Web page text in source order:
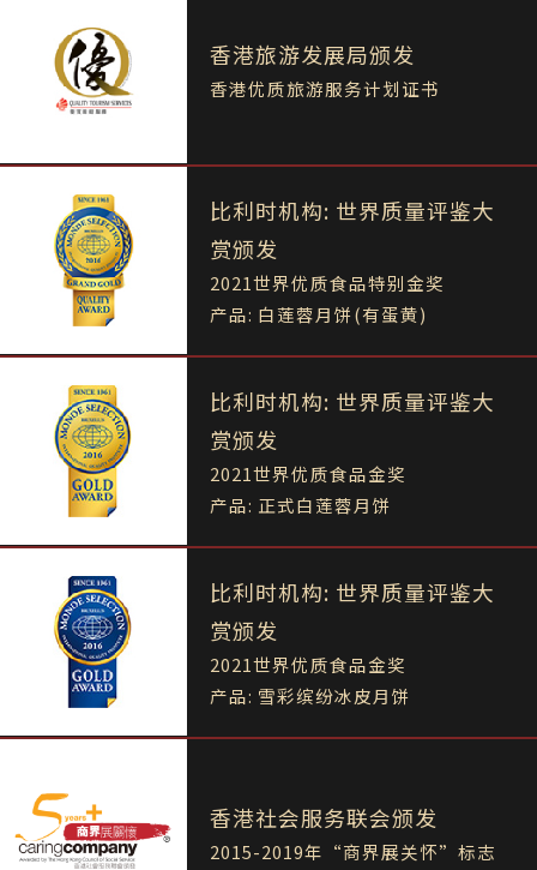
香港旅游发展局颁发
香港优质旅游服务计划证书
比利时机构: 世界质量评鉴大
赏颁发
2021世界优质食品特别金奖
产品: 白莲蓉月饼(有蛋黄)
比利时机构: 世界质量评鉴大
赏颁发
2021世界优质食品金奖
产品: 正式白莲蓉月饼
比利时机构: 世界质量评鉴大
赏颁发
2021世界优质食品金奖
产品: 雪彩缤纷冰皮月饼
香港社会服务联会颁发
2015-2019年“商界展关怀”标志